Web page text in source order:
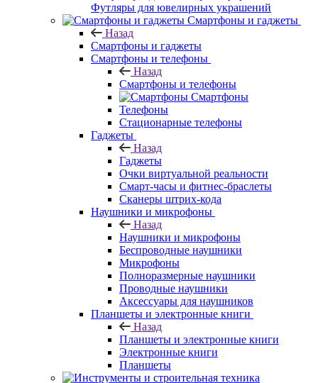
Футляры для ювелирных украшений
Смартфоны и гаджеты
Назад
Смартфоны и гаджеты
Смартфоны и телефоны
Назад
Смартфоны и телефоны
Смартфоны
Телефоны
Стационарные телефоны
Гаджеты
Назад
Гаджеты
Очки виртуальной реальности
Смарт-часы и фитнес-браслеты
Сканеры штрих-кода
Наушники и микрофоны
Назад
Наушники и микрофоны
Беспроводные наушники
Микрофоны
Полноразмерные наушники
Проводные наушники
Аксессуары для наушников
Планшеты и электронные книги
Назад
Планшеты и электронные книги
Электронные книги
Планшеты